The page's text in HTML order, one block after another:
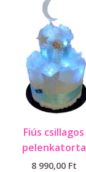
Fiús csillagos
pelenkatorta
8 990,00 Ft